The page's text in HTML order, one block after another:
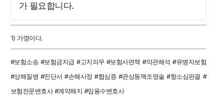
가 필요합니다.
1) 가명이다.
#보험소송 #보험금지급 #고지의무 #보험사면책 #약관해석 #유병자보험
#상해질병 #진단서 #손해사정 #협심증 #관상동맥조영술 #항소심판결 #
보험전문변호사 #계약해지 #임용수변호사